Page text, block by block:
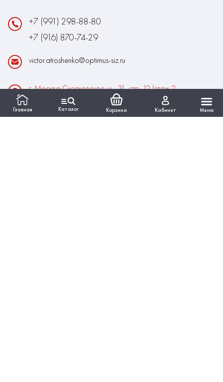
Главная Каталог Корзина Кабинет Меню
+7 (991) 298-88-80
+7 (916) 870-74-29
victor.atroshenko@optimus-siz.ru
г. Москва Сколковское ш., 31, стр. 12 (этаж 2,
помещение 22)
Время работы: